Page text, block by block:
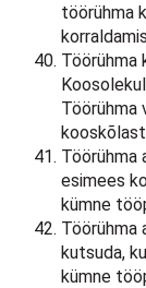
töörühma
Töörühma
Töörühma
Töörühma
esimees
kümne
Töörühma
kutsuda,
kümne